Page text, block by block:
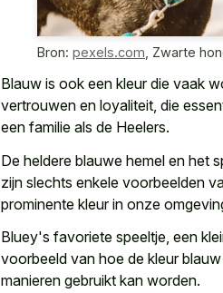
Bron: pexels.com Zwarte
Blauw is ook een kleur die vaak
vertrouwen en loyaliteit, die
een familie als de Heelers.
De heldere blauwe hemel en het
zijn slechts enkele voorbeelden
prominente kleur in onze
Bluey's favoriete speeltje, een
voorbeeld van hoe de kleur
manieren gebruikt kan worden.